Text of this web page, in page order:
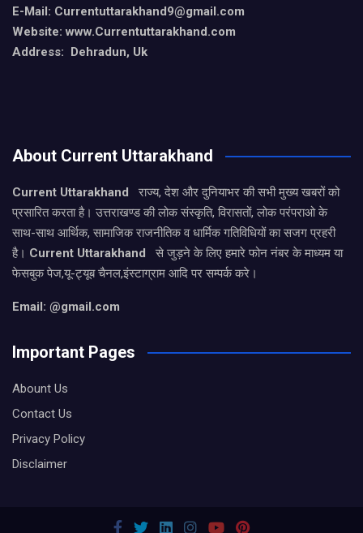
E-Mail: Currentuttarakhand9@gmail.com
Website: www.Currentuttarakhand.com
Address: Dehradun, Uk
About Current Uttarakhand
Current Uttarakhand
राज्य, देश और दुनियाभर की सभी मुख्य खबरों को
प्रसारित करता है। उत्तराखण्ड की लोक संस्कृति, विरासतों, लोक परंपराओ के
साथ-साथ आर्थिक, सामाजिक राजनीतिक व धार्मिक गतिविधियों का सजग प्रहरी
है। Current Uttarakhand
से जुड़ने के लिए हमारे फोन नंबर के माध्यम या
फेसबुक पेज,यू-ट्यूब चैनल,इंस्टाग्राम आदि पर सम्पर्क करे।
Email: @gmail.com
Important Pages
Abount Us
Contact Us
Privacy Policy
Disclaimer